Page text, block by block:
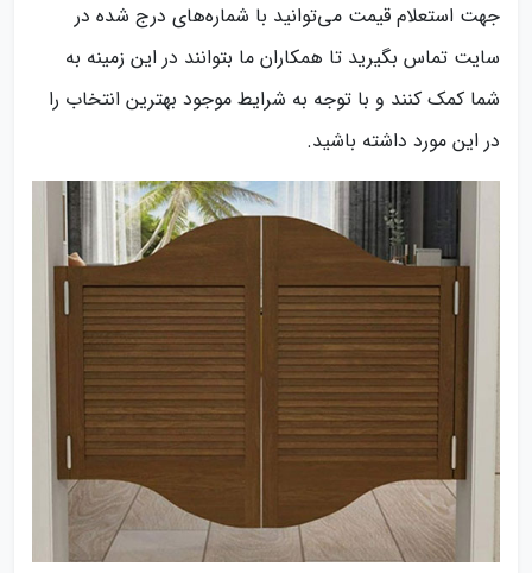
جهت استعلام قیمت می‌توانید با شماره‌های درج شده در
سایت تماس بگیرید تا همکاران ما بتوانند در این زمینه به
شما کمک کنند و با توجه به شرایط موجود بهترین انتخاب را
در این مورد داشته باشید.